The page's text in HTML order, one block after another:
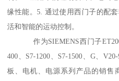
缘性能。5. 通过使用西门子的配
活和智能的运动控制。
作为SIEMENS西门子ET200
400、S7-1200、S7-1500、G、
板、电机、电源系列产品的销售